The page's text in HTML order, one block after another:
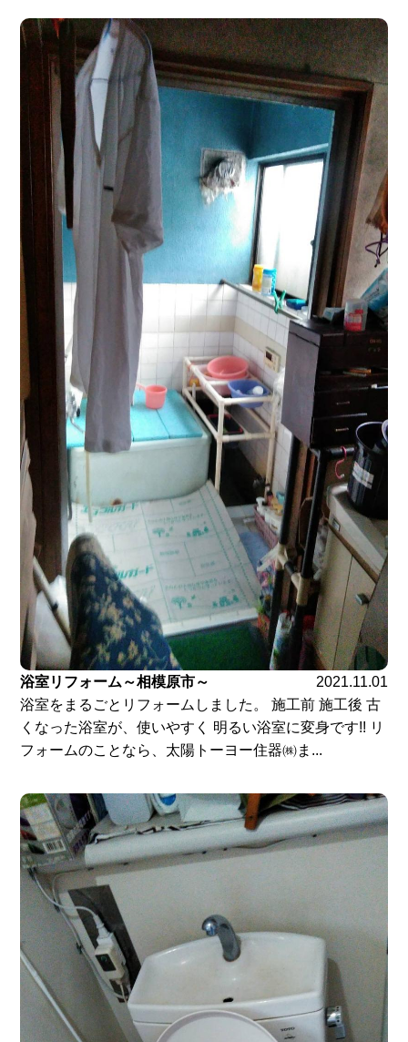
浴室リフォーム～相模原市～
2021.11.01
浴室をまるごとリフォームしました。 施工前 施工後 古
くなった浴室が、使いやすく 明るい浴室に変身です!! リ
フォームのことなら、太陽トーヨー住器㈱ま...